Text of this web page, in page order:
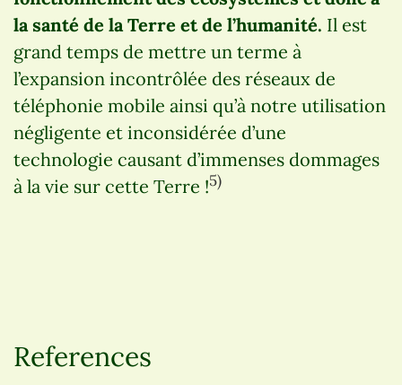
la santé de la Terre et de l’humanité. Il est
grand temps de mettre un terme à
l’expansion incontrôlée des réseaux de
téléphonie mobile ainsi qu’à notre utilisation
négligente et inconsidérée d’une
technologie causant d’immenses dommages
à la vie sur cette Terre !5)
References